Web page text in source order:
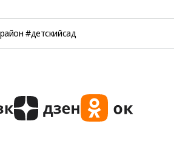
#детскийсад